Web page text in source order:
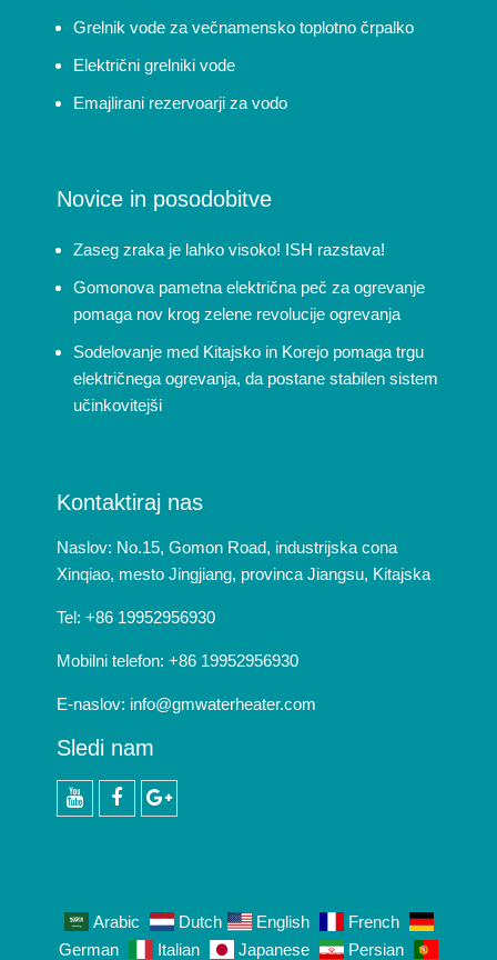
Grelnik vode za večnamensko toplotno črpalko
Električni grelniki vode
Emajlirani rezervoarji za vodo
Novice in posodobitve
Zaseg zraka je lahko visoko! ISH razstava!
Gomonova pametna električna peč za ogrevanje
pomaga nov krog zelene revolucije ogrevanja
Sodelovanje med Kitajsko in Korejo pomaga trgu
električnega ogrevanja, da postane stabilen sistem
učinkovitejši
Kontaktiraj nas
Naslov: No.15, Gomon Road, industrijska cona
Xinqiao, mesto Jingjiang, provinca Jiangsu, Kitajska
Tel: +86 19952956930
Mobilni telefon: +86 19952956930
E-naslov: info@gmwaterheater.com
Sledi nam
Arabic Dutch English
French
German
Italian Japanese Persian